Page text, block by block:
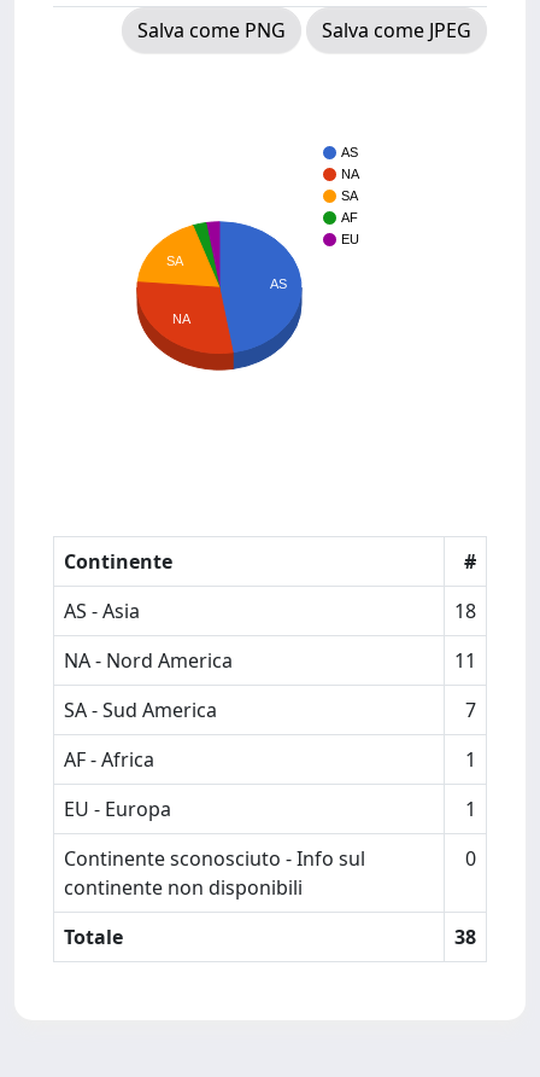
Salva come PNG
Salva come JPEG
AS
NA
SA
AF
EU
AS
SA
NA
Continente
#
AS - Asia
18
NA - Nord America
11
SA - Sud America
7
AF - Africa
1
EU - Europa
1
Continente sconosciuto - Info sul
continente non disponibili
0
Totale 38